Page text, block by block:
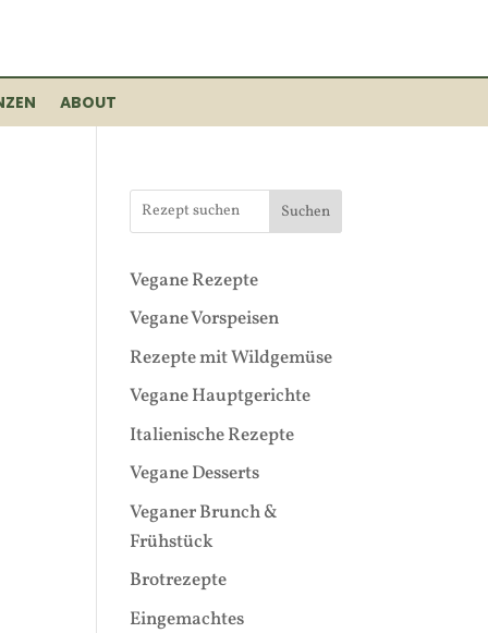
ABOUT
Suchen
Vegane Rezepte
Vegane Vorspeisen
Rezepte mit Wildgemüse
Vegane Hauptgerichte
Italienische Rezepte
Vegane Desserts
Veganer Brunch &
Frühstück
Brotrezepte
Eingemachtes